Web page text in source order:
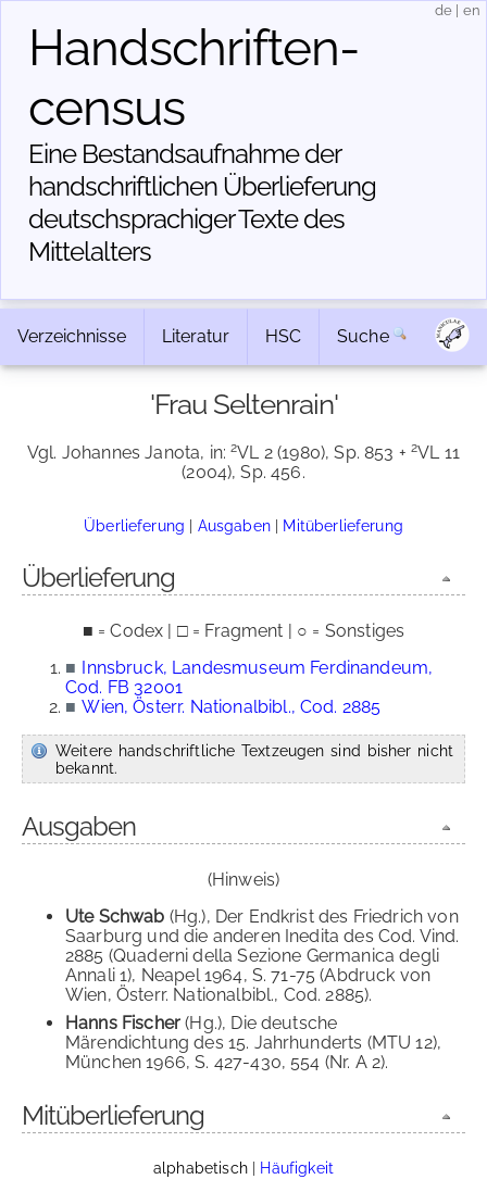
Handschriften­
census
Eine Bestandsaufnahme der
handschriftlichen Über­lieferung
deutschsprachiger Texte des
Mittelalters
de en
Verzeichnisse Literatur HSC Suche
'Frau Seltenrain'
Vgl. Johannes Janota, in:2VL 2 (1980), Sp. 853 +2VL 11
(2004), Sp. 456.
Überlieferung | Ausgaben| Mitüberlieferung
Überlieferung
■ = Codex | □ = Fragment | ○ = Sonstiges
■ Innsbruck, Landesmuseum Ferdinandeum,
Cod. FB 32001
■ Wien, Österr. Nationalbibl., Cod. 2885
Weitere handschriftliche Textzeugen sind bisher nicht
bekannt.
Ausgaben
(Hinweis)
Ute Schwab (Hg.), Der Endkrist des Friedrich von
Saarburg und die anderen Inedita des Cod. Vind.
2885 (Quaderni della Sezione Germanica degli
Annali 1), Neapel 1964, S. 71-75 (Abdruck von
Wien, Österr. Nationalbibl., Cod. 2885).
Hanns Fischer(Hg.), Die deutsche
Märendichtung des 15. Jahrhunderts (MTU 12),
München 1966, S. 427-430, 554 (Nr. A 2).
Mitüberlieferung
alphabetisch| Häufigkeit